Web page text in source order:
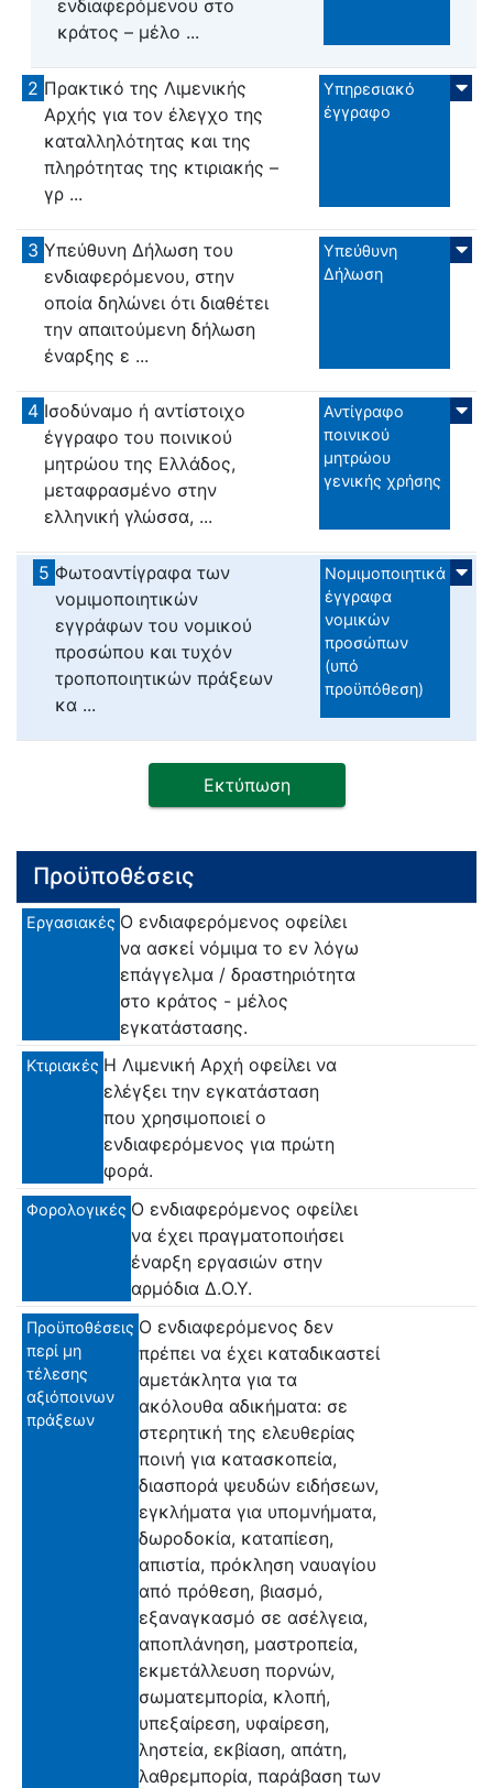
ενδιαφερόμενου στο
κράτος – μέλο ...
2 Πρακτικό της Λιμενικής
Αρχής για τον έλεγχο της
καταλληλότητας και της
πληρότητας της κτιριακής –
γρ ...
Υπηρεσιακό
έγγραφο
3 Υπεύθυνη Δήλωση του
ενδιαφερόμενου, στην
οποία δηλώνει ότι διαθέτει
την απαιτούμενη δήλωση
έναρξης ε ...
Υπεύθυνη
Δήλωση
4 Ισοδύναμο ή αντίστοιχο
έγγραφο του ποινικού
μητρώου της Ελλάδος,
μεταφρασμένο στην
ελληνική γλώσσα, ...
Αντίγραφο
ποινικού
μητρώου
γενικής χρήσης
5 Φωτοαντίγραφα των
νομιμοποιητικών
εγγράφων του νομικού
προσώπου και τυχόν
τροποποιητικών πράξεων
κα ...
Νομιμοποιητικά
έγγραφα
νομικών
προσώπων
(υπό
προϋπόθεση)
Εκτύπωση
Προϋποθέσεις
Εργασιακές Ο ενδιαφερόμενος οφείλει
να ασκεί νόμιμα το εν λόγω
επάγγελμα / δραστηριότητα
στο κράτος - μέλος
εγκατάστασης.
Κτιριακές Η Λιμενική Αρχή οφείλει να
ελέγξει την εγκατάσταση
που χρησιμοποιεί ο
ενδιαφερόμενος για πρώτη
φορά.
Φορολογικές Ο ενδιαφερόμενος οφείλει
να έχει πραγματοποιήσει
έναρξη εργασιών στην
αρμόδια Δ.Ο.Υ.
Προϋποθέσεις
περί μη
τέλεσης
αξιόποινων
πράξεων
Ο ενδιαφερόμενος δεν
πρέπει να έχει καταδικαστεί
αμετάκλητα για τα
ακόλουθα αδικήματα: σε
στερητική της ελευθερίας
ποινή για κατασκοπεία,
διασπορά ψευδών ειδήσεων,
εγκλήματα για υπομνήματα,
δωροδοκία, καταπίεση,
απιστία, πρόκληση ναυαγίου
από πρόθεση, βιασμό,
εξαναγκασμό σε ασέλγεια,
αποπλάνηση, μαστροπεία,
εκμετάλλευση πορνών,
σωματεμπορία, κλοπή,
υπεξαίρεση, υφαίρεση,
ληστεία, εκβίαση, απάτη,
λαθρεμπορία, παράβαση των